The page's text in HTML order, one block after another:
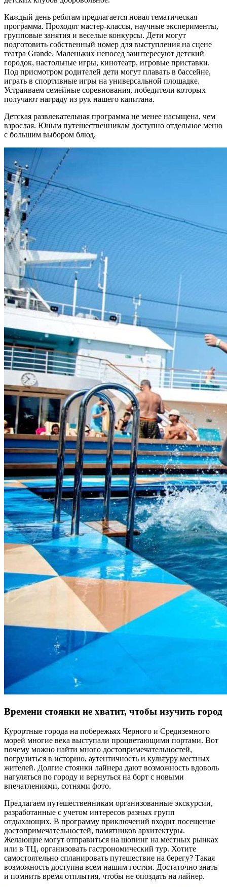
Каждый день ребятам предлагается новая тематическая
программа. Проходят мастер-классы, научные эксперименты,
групповые занятия и веселые конкурсы. Дети могут
подготовить собственный номер для выступления на сцене
театра Grande. Маленьких непосед заинтересуют детский
городок, настольные игры, кинотеатр, игровые приставки.
Под присмотром родителей дети могут плавать в бассейне,
играть в спортивные игры на универсальной площадке.
Устраиваем семейные соревнования, победители которых
получают награду из рук нашего капитана.
Детская развлекательная программа не менее насыщена, чем
взрослая. Юным путешественникам доступно отдельное меню
с большим выбором блюд.
Времени стоянки не хватит, чтобы изучить город
Курортные города на побережьях Черного и Средиземного
морей многие века выступали процветающими портами. Вот
почему можно найти много достопримечательностей,
погрузиться в историю, аутентичность и культуру местных
жителей. Долгие стоянки лайнера дают возможность вдоволь
нагуляться по городу и вернуться на борт с новыми
впечатлениями, сотнями фото.
Предлагаем путешественникам организованные экскурсии,
разработанные с учетом интересов разных групп
отдыхающих. В программу приключений входит посещение
достопримечательностей, памятников архитектуры.
Желающие могут отправиться на шопинг на местных рынках
или в ТЦ, организовать гастрономический тур. Хотите
самостоятельно спланировать путешествие на берегу? Такая
возможность доступна всем нашим гостям. Достаточно знать
и помнить время отплытия, чтобы не опоздать на лайнер.